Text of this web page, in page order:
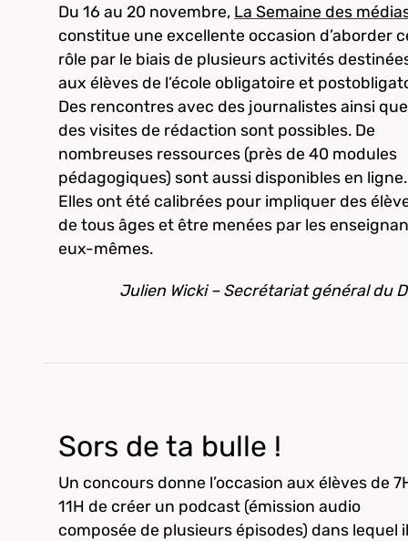
Du 16 au 20 novembre, La Semaine des
constitue une excellente occasion d’aborder
rôle par le biais de plusieurs activités
aux élèves de l’école obligatoire et
Des rencontres avec des journalistes ainsi que
des visites de rédaction sont possibles. De
nombreuses ressources (près de 40 modules
pédagogiques) sont aussi disponibles en ligne.
Elles ont été calibrées pour impliquer des
de tous âges et être menées par les
eux-mêmes.
Julien Wicki – Secrétariat général du
Sors de ta bulle !
Un concours donne l’occasion aux élèves de
11H de créer un podcast (émission audio
composée de plusieurs épisodes) dans lequel